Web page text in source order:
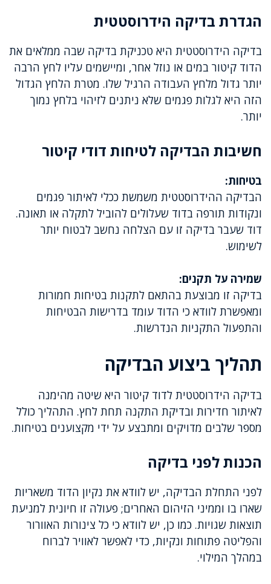
הגדרת בדיקה הידרוסטטית
בדיקה הידרוסטטית היא טכניקת בדיקה שבה ממלאים את
הדוד קיטור במים או נוזל אחר, ומיישמים עליו לחץ הרבה
יותר גדול מלחץ העבודה הרגיל שלו. מטרת הלחץ הגדול
הזה היא לגלות פגמים שלא ניתנים לזיהוי בלחץ נמוך
יותר.
חשיבות הבדיקה לטיחות דודי קיטור
בטיחות:
הבדיקה ההידרוסטטית משמשת ככלי לאיתור פגמים
ונקודות תורפה בדוד שעלולים להוביל לתקלה או תאונה.
דוד שעבר בדיקה זו עם הצלחה נחשב לבטוח יותר
לשימוש.
שמירה על תקנים:
בדיקה זו מבוצעת בהתאם לתקנות בטיחות חמורות
ומאפשרת לוודא כי הדוד עומד בדרישות הבטיחות
והתפעול התקניות הנדרשות.
תהליך ביצוע הבדיקה
בדיקה הידרוסטטית לדוד קיטור היא שיטה מהימנה
לאיתור חדירות ובדיקת התקנה תחת לחץ. התהליך כולל
מספר שלבים מדויקים ומתבצע על ידי מקצוענים בטיחות.
הכנות לפני בדיקה
לפני התחלת הבדיקה, יש לוודא את נקיון הדוד משאריות
שארו בו וממיני הזיהום האחרים; פעולה זו חיונית למניעת
תוצאות שגויות. כמו כן, יש לוודא כי כל צינורות האוורור
והפליטה פתוחות ונקיות, כדי לאפשר לאוויר לברוח
במהלך המילוי.